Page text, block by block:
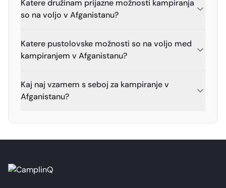
Katere družinam prijazne možnosti kampiranja
so na voljo v Afganistanu?
Katere pustolovske možnosti so na voljo med
kampiranjem v Afganistanu?
Kaj naj vzamem s seboj za kampiranje v
Afganistanu?